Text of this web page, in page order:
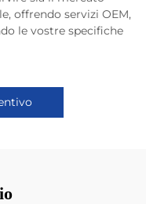
offrendo servizi OEM,
le vostre specifiche